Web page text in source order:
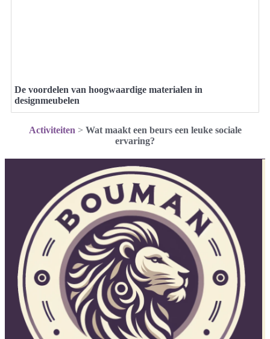
De voordelen van hoogwaardige materialen in
designmeubelen
Activiteiten > Wat maakt een beurs een leuke sociale
ervaring?